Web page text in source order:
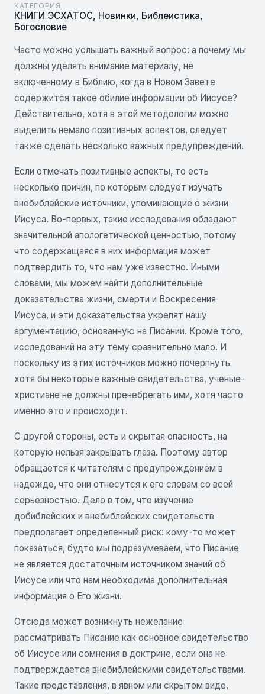
КАТЕГОРИЯ
КНИГИ ЭСХАТОС, Новинки, Библеистика,
Богословие
Часто можно услышать важный вопрос: а почему мы
должны уделять внимание материалу, не
включенному в Библию, когда в Новом Завете
содержится такое обилие информации об Иисусе?
Действительно, хотя в этой методологии можно
выделить немало позитивных аспектов, следует
также сделать несколько важных предупреждений.
Если отмечать позитивные аспекты, то есть
несколько причин, по которым следует изучать
внебиблейские источники, упоминающие о жизни
Иисуса. Во-первых, такие исследования обладают
значительной апологетической ценностью, потому
что содержащаяся в них информация может
подтвердить то, что нам уже известно. Иными
словами, мы можем найти дополнительные
доказательства жизни, смерти и Воскресения
Иисуса, и эти доказательства укрепят нашу
аргументацию, основанную на Писании. Кроме того,
исследований на эту тему сравнительно мало. И
поскольку из этих источников можно почерпнуть
хотя бы некоторые важные свидетельства, ученые-
христиане не должны пренебрегать ими, хотя часто
именно это и происходит.
С другой стороны, есть и скрытая опасность, на
которую нельзя закрывать глаза. Поэтому автор
обращается к читателям с предупреждением в
надежде, что они отнесутся к его словам со всей
серьезностью. Дело в том, что изучение
добиблейских и внебиблейских свидетельств
предполагает определенный риск: кому-то может
показаться, будто мы подразумеваем, что Писание
не является достаточным источником знаний об
Иисусе или что нам необходима дополнительная
информация о Его жизни.
Отсюда может возникнуть нежелание
рассматривать Писание как основное свидетельство
об Иисусе или сомнения в доктрине, если она не
подтверждается внебиблейскими свидетельствами.
Такие представления, в явном или скрытом виде,